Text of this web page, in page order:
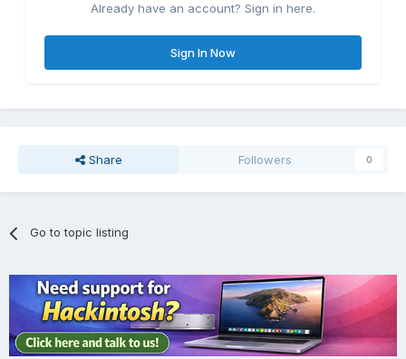
Already have an account? Sign in here.
Sign In Now
Share Followers 0
Go to topic listing